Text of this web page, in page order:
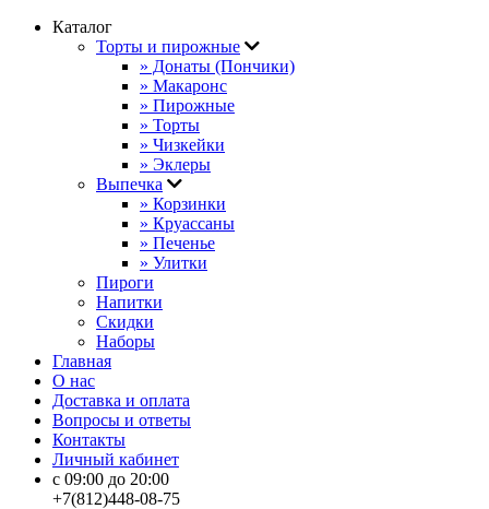
Каталог
Торты и пирожные
» Донаты (Пончики)
» Макаронс
» Пирожные
» Торты
» Чизкейки
» Эклеры
Выпечка
» Корзинки
» Круассаны
» Печенье
» Улитки
Пироги
Напитки
Скидки
Наборы
Главная
О нас
Доставка и оплата
Вопросы и ответы
Контакты
Личный кабинет
с 09:00 до 20:00
+7(812)448-08-75